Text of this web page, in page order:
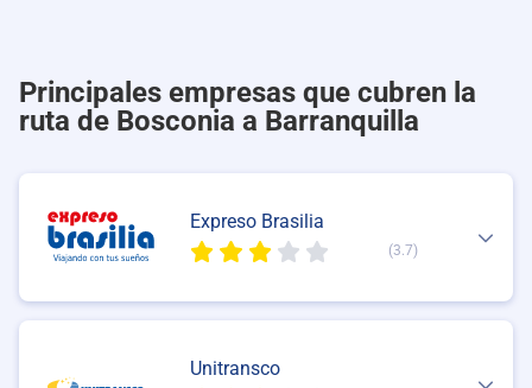
Principales empresas que cubren la
ruta de Bosconia a Barranquilla
Expreso Brasilia
(3.7)
Unitransco